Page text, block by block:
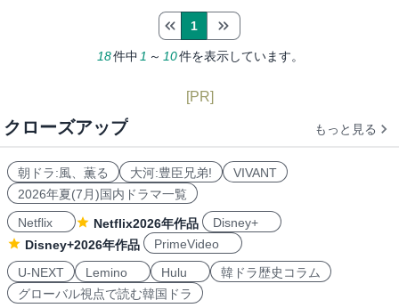
18件中 1 ～ 10件を表示しています。
1
[PR]
クローズアップ もっと見る
朝ドラ:風、薫る 大河:豊臣兄弟!
VIVANT
2026年夏(7月)国内ドラマ一覧
Netflix
Netflix2026年作品
Disney+
Disney+2026年作品
PrimeVideo
U-NEXT
Lemino Hulu
韓ドラ歴史コラム
グローバル視点で読む韓国ドラ